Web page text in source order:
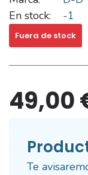
En stock:
-1
Fuera de stock
49,00
Te